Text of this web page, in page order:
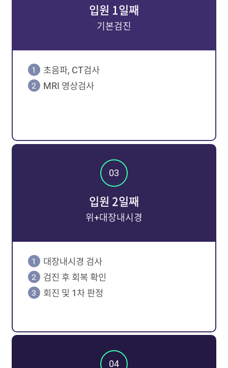
입원 1일째
기본검진
초음파, CT검사
MRI 영상검사
입원 2일째
위+대장내시경
대장내시경 검사
검진 후 회복 확인
회진 및 1차 판정